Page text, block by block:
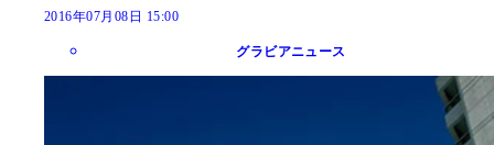
2016年07月08日 15:00
グラビアニュース